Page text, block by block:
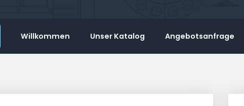
Willkommen Unser Katalog Angebotsanfrage